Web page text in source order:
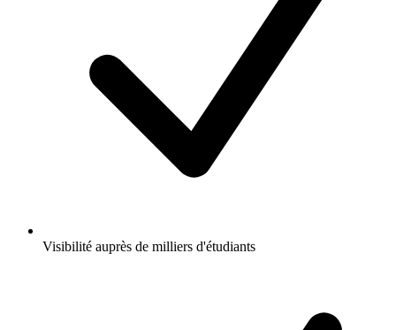
Visibilité auprès de milliers d'étudiants